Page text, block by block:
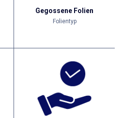
Gegossene Folien
Folientyp